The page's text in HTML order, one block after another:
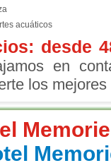
acuáticos
desde
en
los